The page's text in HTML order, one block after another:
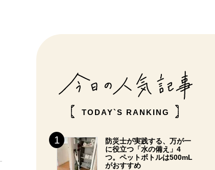
TODAY`S RANKING
防災士が実践する、万が一
に役立つ「水の備え」4
つ。ペットボトルは500mL
がおすすめ